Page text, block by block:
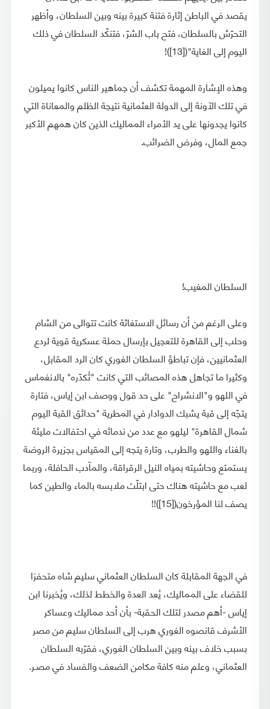
يقصد في الباطن إثارة فتنة كبيرة بينه وبين السلطان، وأظهر
التحرّش بالسلطان، فتح باب الشرّ، فتنكّد السلطان في ذلك
اليوم إلى الغاية"([13])!
وهذه الإشارة المهمة تكشف أن جماهير الناس كانوا يميلون
في تلك الآونة إلى الدولة العثمانية نتيجة الظلم والمعاناة التي
كانوا يجدونها على يد الأمراء المماليك الذين كان همهم الأكبر
جمع المال، وفرض الضرائب.
السلطان المغيب!
وعلى الرغم من أن رسائل الاستغاثة كانت تتوالى من الشام
وحلب إلى القاهرة للتعجيل بإرسال حملة عسكرية قوية لردع
العثمانيين، فإن تباطؤ السلطان الغوري كان الرد المقابل،
وكثيرا ما تجاهل هذه المصائب التي كانت "تُكدّره" بالانغماس
في اللهو و"الانشراح" على حد قول ووصف ابن إياس، فتارة
يتجّه إلى قبة يشبك الدوادار في المطرية "حدائق القبة اليوم
شمال القاهرة" ليلهو مع عدد من ندمائه في احتفالات مليئة
بالغناء واللهو والطرب، وتارة يتجه إلى المقياس بجزيرة الروضة
يستمتع وحاشيته بمياه النيل الرقراقة، والمآدب الحافلة، وربما
لعب مع حاشيته هناك حتى ابتلّت ملابسه بالماء والطين كما
يصف لنا المؤرخون([15])!!
في الجهة المقابلة كان السلطان العثماني سليم شاه متحفزا
للقضاء على المماليك، يُعد العدة والخطط لذلك، ويُخبرنا ابن
إياس -أهم مصدر لتلك الحقبة- بأن أحد مماليك وعساكر
الأشرف قانصوه الغوري هرب إلى السلطان سليم من مصر
بسبب خلاف بينه وبين السلطان الغوري، فقرّبه السلطان
العثماني، وعلم منه كافة مكامن الضعف والفساد في مصـر.